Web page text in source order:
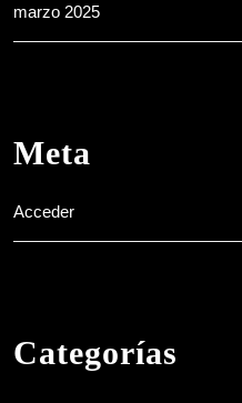
marzo 2025
Meta
Acceder
Categorías